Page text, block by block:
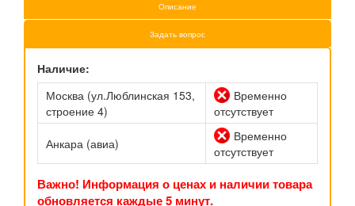
Описание
Задать вопрос
Наличие:
Москва (ул.Люблинская 153,
строение 4)
Временно
отсутствует
Анкара (авиа)
Временно
отсутствует
Важно! Информация о ценах и наличии товара
обновляется каждые 5 минут.